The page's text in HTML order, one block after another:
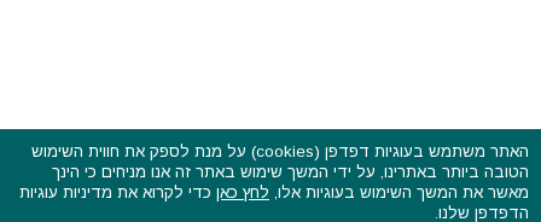
פסטיבלים וקרנבלים בעולם - כל הזכויות שמורות © 2015 - 2026
בשותפות עםCarniFest Online
האתר משתמש בעוגיות דפדפן (cookies) על מנת לספק את חווית השימוש
הטובה ביותר באתרינו, על ידי המשך שימוש באתר זה אנו מניחים כי הינך
מאשר את המשך השימוש בעוגיות אלו, לחץ כאן כדי לקרוא את מדיניות עוגיות
הדפדפן שלנו.